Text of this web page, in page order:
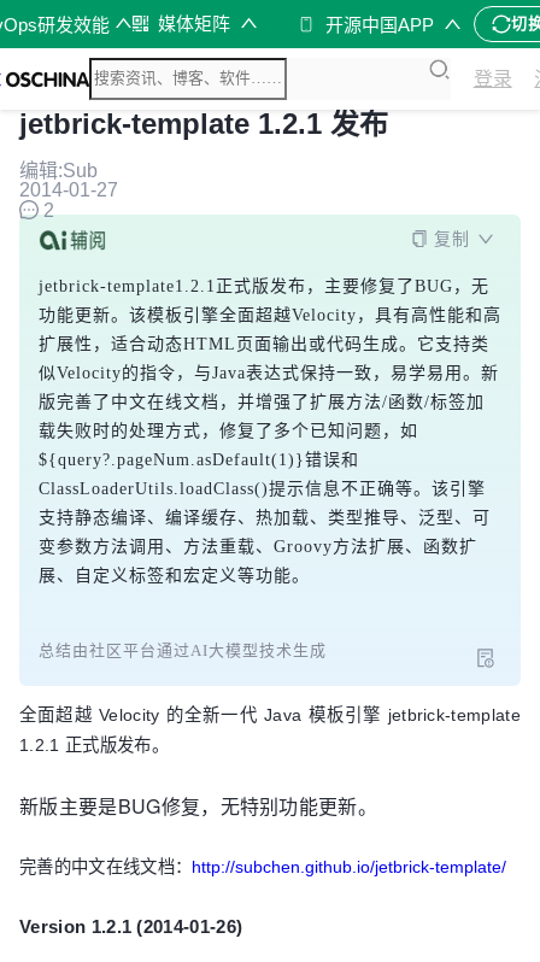
研发效能 媒体矩阵 开源中国APP 切
登录
jetbrick-template 1.2.1 发布
编辑:Sub
2014-01-27
2
复制
jetbrick-template1.2.1正式版发布，主要修复了BUG，无
功能更新。该模板引擎全面超越Velocity，具有高性能和高
扩展性，适合动态HTML页面输出或代码生成。它支持类
似Velocity的指令，与Java表达式保持一致，易学易用。新
版完善了中文在线文档，并增强了扩展方法/函数/标签加
载失败时的处理方式，修复了多个已知问题，如
${query?.pageNum.asDefault(1)}错误和
ClassLoaderUtils.loadClass()提示信息不正确等。该引擎
支持静态编译、编译缓存、热加载、类型推导、泛型、可
变参数方法调用、方法重载、Groovy方法扩展、函数扩
展、自定义标签和宏定义等功能。
总结由社区平台通过AI大模型技术生成
全面超越 Velocity 的全新一代 Java 模板引擎 jetbrick-template
1.2.1 正式版发布。
新版主要是BUG修复，无特别功能更新。
完善的中文在线文档： http://subchen.github.io/jetbrick-template/
Version 1.2.1 (2014-01-26)